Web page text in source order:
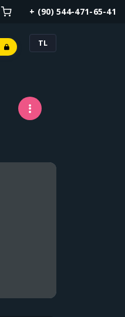
+ (90) 544-471-65-41
TL